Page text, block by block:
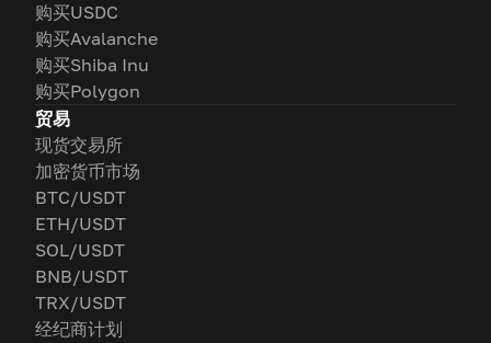
购买USDC
购买Avalanche
购买Shiba Inu
购买Polygon
贸易
现货交易所
加密货币市场
BTC/USDT
ETH/USDT
SOL/USDT
BNB/USDT
TRX/USDT
经纪商计划